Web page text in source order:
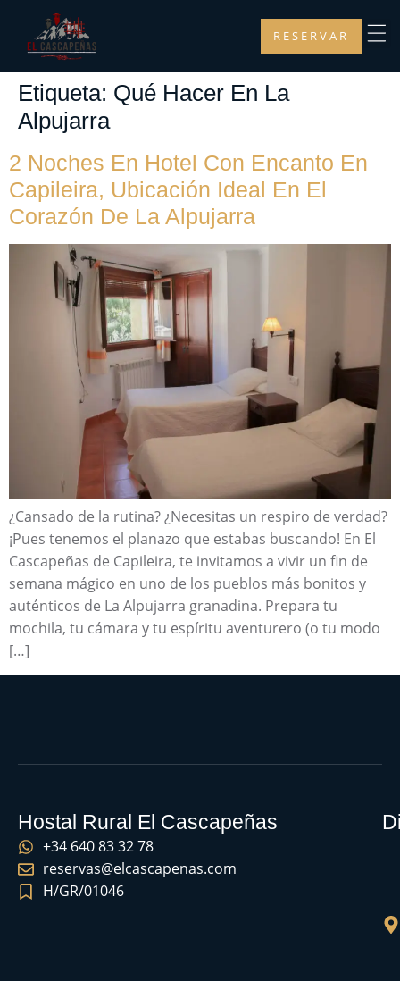
RESERVAR
Etiqueta: Qué Hacer En La
Alpujarra
2 Noches En Hotel Con Encanto En
Capileira, Ubicación Ideal En El
Corazón De La Alpujarra
¿Cansado de la rutina? ¿Necesitas un respiro de verdad?
¡Pues tenemos el planazo que estabas buscando! En El
Cascapeñas de Capileira, te invitamos a vivir un fin de
semana mágico en uno de los pueblos más bonitos y
auténticos de La Alpujarra granadina. Prepara tu
mochila, tu cámara y tu espíritu aventurero (o tu modo
[…]
Hostal Rural El Cascapeñas
+34 640 83 32 78
reservas@elcascapenas.com
H/GR/01046